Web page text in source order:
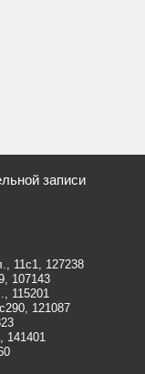
записи
11с1, 127238
, 107143
, 115201
, 121087
, 141401